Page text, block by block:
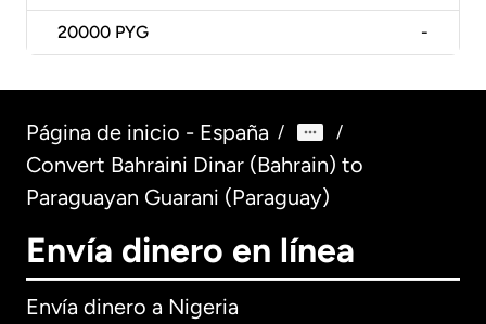
20000 PYG -
Página de inicio - España / /
Convert Bahraini Dinar (Bahrain) to
Paraguayan Guarani (Paraguay)
Envía dinero en línea
Envía dinero a Nigeria